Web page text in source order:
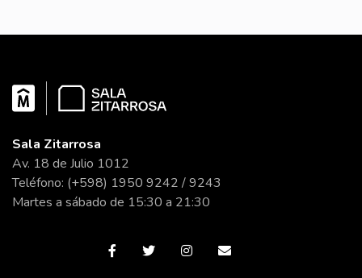
Sala Zitarrosa
Av. 18 de Julio 1012
Teléfono: (+598) 1950 9242 / 9243
Martes a sábado de 15:30 a 21:30